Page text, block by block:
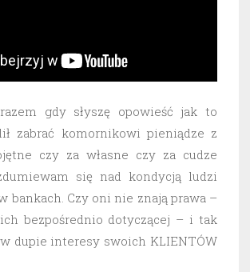
gdy słyszę opowieść jak to
zabrać komornikowi pieniądze z
czy za własne czy za cudze
się nad kondycją ludzi
bankach. Czy oni nie znają prawa –
bezpośrednio dotyczącej – i tak
dupie interesy swoich KLIENTÓW